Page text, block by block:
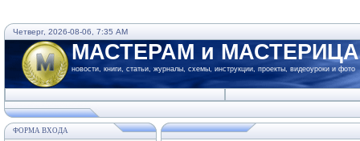
Четверг, 2026-08-06, 7:35 AM
МАСТЕРАМ и
новости, книги, статьи, журналы, схемы, инструкции, проекты, видеоуроки и фото
ФОРМА ВХОДА